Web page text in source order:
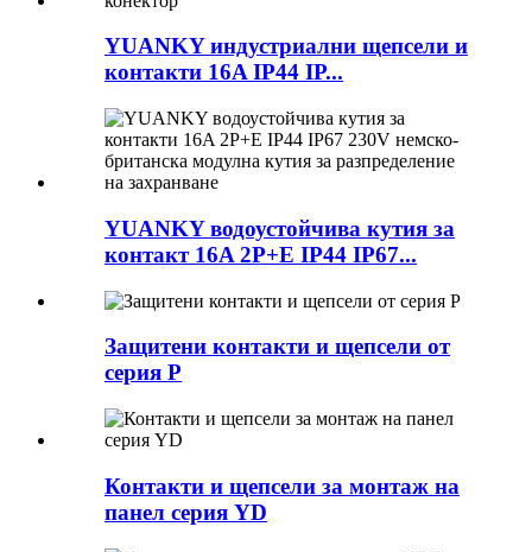
YUANKY индустриални щепсели и
контакти 16A IP44 IP...
YUANKY водоустойчива кутия за
контакт 16A 2P+E IP44 IP67...
Защитени контакти и щепсели от
серия P
Контакти и щепсели за монтаж на
панел серия YD